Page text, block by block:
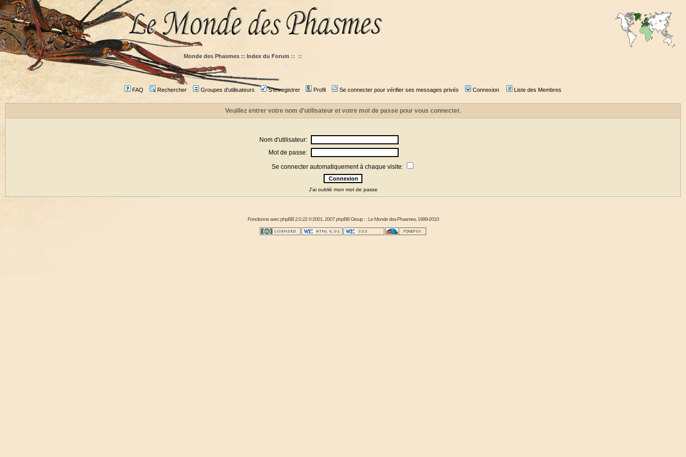
Monde des Phasmes :: Index du Forum :: ::
FAQ Rechercher Groupes d'utilisateurs S'enregistrer Profil Se connecter pour vérifier ses messages privés Connexion Liste des Membres
Veuillez entrer votre nom d'utilisateur et votre mot de passe pour vous connecter.
Nom d'utilisateur:
Mot de passe:
Se connecter automatiquement à chaque visite:
J'ai oublié mon mot de passe
Fonctionne avecphpBB2.0.22 © 2001, 2007 phpBB Group : :Le Monde des Phasmes, 1999-2010